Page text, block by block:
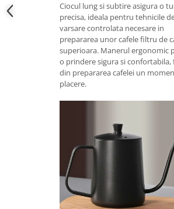
Ciocul lung si subtire asigura o
precisa, ideala pentru tehnicile
varsare controlata necesare in
prepararea unor cafele filtru de
superioara. Manerul ergonomic
o prindere sigura si confortabila,
din prepararea cafelei un
placere.